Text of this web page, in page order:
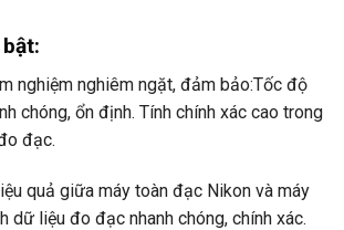
nghiệm nghiêm ngặt, đảm bảo:Tốc độ
chóng, ổn định. Tính chính xác cao trong
đạc.
quả giữa máy toàn đạc Nikon và máy
dữ liệu đo đạc nhanh chóng, chính xác.